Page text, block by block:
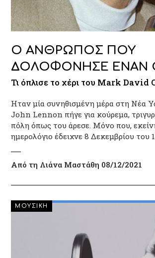
Ο ΑΝΘΡΩΠΟΣ ΠΟΥ
ΔΟΛΟΦΟΝΗΣΕ ΕΝΑΝ
Τι όπλισε το χέρι του Mark David
Ηταν μία συνηθισμένη μέρα στη Νέα
John Lennon πήγε για κούρεμα,
πόλη όπως του άρεσε. Μόνο που,
ημερολόγιο έδειχνε 8 Δεκεμβρίου του
Από τη Λιάνα Μαστάθη 08/12/2021
ΜΟΥΣΙΚΗ